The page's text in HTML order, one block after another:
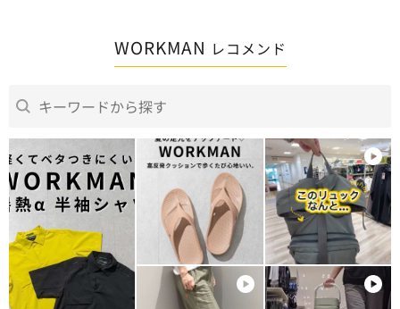
WORKMAN レコメンド